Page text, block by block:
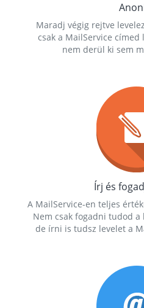
Maradj végig rejtve
csak a MailService címed
nem derül ki sem
Írj és
A MailService-en teljes
Nem csak fogadni tudod
de írni is tudsz levelet a